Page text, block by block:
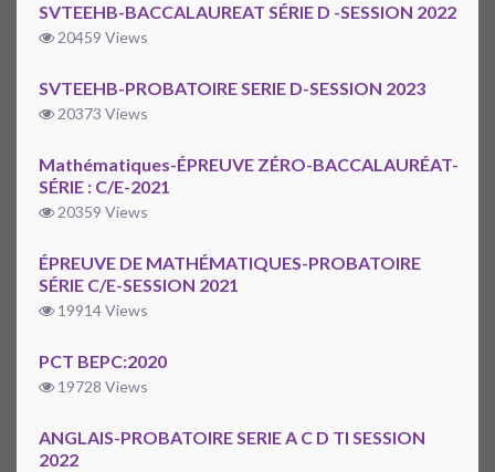
SVTEEHB-BACCALAUREAT SÉRIE D -SESSION 2022
20459 Views
SVTEEHB-PROBATOIRE SERIE D-SESSION 2023
20373 Views
Mathématiques-ÉPREUVE ZÉRO-BACCALAURÉAT-
SÉRIE : C/E-2021
20359 Views
ÉPREUVE DE MATHÉMATIQUES-PROBATOIRE
SÉRIE C/E-SESSION 2021
19914 Views
PCT BEPC:2020
19728 Views
ANGLAIS-PROBATOIRE SERIE A C D TI SESSION
2022